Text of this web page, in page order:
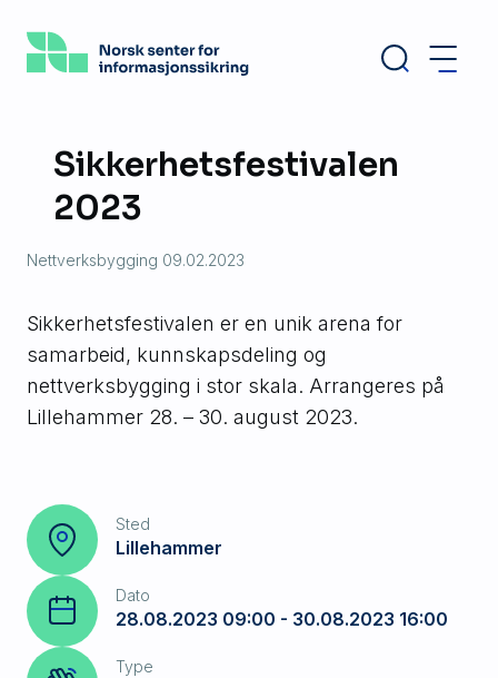
hovedinnhold
Sikkerhetsfestivalen
2023
Nettverksbygging 09.02.2023
Sikkerhetsfestivalen er en unik arena for
samarbeid, kunnskapsdeling og
nettverksbygging i stor skala. Arrangeres på
Lillehammer 28. – 30. august 2023.
Sted
Lillehammer
Dato
28.08.2023 09:00 - 30.08.2023 16:00
Type